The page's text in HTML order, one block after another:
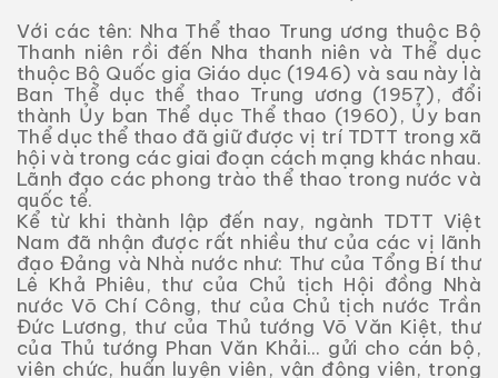
Với các tên: Nha Thể thao Trung ương thuộc Bộ
Thanh niên rồi đến Nha thanh niên và Thể dục
thuộc Bộ Quốc gia Giáo dục (1946) và sau này là
Ban Thể dục thể thao Trung ương (1957), đổi
thành Ủy ban Thể dục Thể thao (1960), Ủy ban
Thể dục thể thao đã giữ được vị trí TDTT trong xã
hội và trong các giai đoạn cách mạng khác nhau.
Lãnh đạo các phong trào thể thao trong nước và
quốc tế.
Kể từ khi thành lập đến nay, ngành TDTT Việt
Nam đã nhận được rất nhiều thư của các vị lãnh
đạo Đảng và Nhà nước như: Thư của Tổng Bí thư
Lê Khả Phiêu, thư của Chủ tịch Hội đồng Nhà
nước Võ Chí Công, thư của Chủ tịch nước Trần
Đức Lương, thư của Thủ tướng Võ Văn Kiệt, thư
của Thủ tướng Phan Văn Khải... gửi cho cán bộ,
viên chức, huấn luyện viên, vận động viên, trọng